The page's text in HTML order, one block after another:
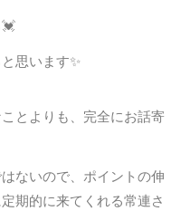
思います✨
とよりも、完全にお話寄
ないので、ポイントの伸
期的に来てくれる常連さ